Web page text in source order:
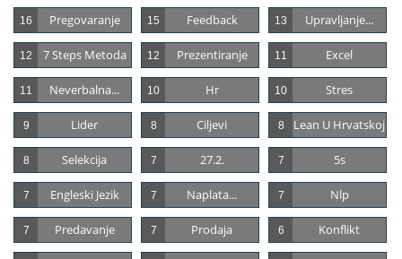
Pregovaranje
16 Feedback
15 Upravljanje...
13
7 Steps Metoda
12 Prezentiranje
12 Excel
11
Neverbalna...
11 Hr
10 Stres
10
Lider
9 Ciljevi
8 Lean U Hrvatskoj
8
Selekcija
8 27.2.
7 5s
7
Engleski Jezik
7 Naplata...
7 Nlp
7
Predavanje
7 Prodaja
7 Konflikt
6